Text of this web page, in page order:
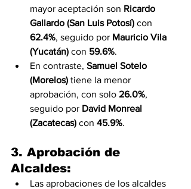
mayor aceptación son Ricardo
Gallardo (San Luis Potosí) con
62.4%, seguido por Mauricio Vila
(Yucatán) con 59.6%.
En contraste, Samuel Sotelo
(Morelos) tiene la menor
aprobación, con solo 26.0%,
seguido por David Monreal
(Zacatecas) con 45.9%.
3. Aprobación de
Alcaldes:
Las aprobaciones de los alcaldes